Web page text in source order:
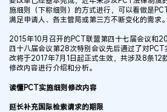
施细则（下称细则）的方式进行，可以看做是
满足申请人、各主管局或第三方不断变化的需求。
2015年10月召开的PCT联盟第四十七届会议和
四十八届会议第28次特别会议先后通过了对
改将于2017年7月1日起正式生效，共涉及8条12
修改内容进行介绍和分析。
读懂PCT实施细则修改内容
延长补充国际检索请求的期限